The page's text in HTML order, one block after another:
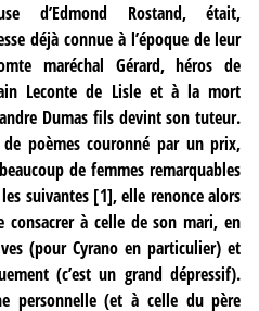
d’Edmond Rostand, était,
déjà connue à l’époque de leur
maréchal Gérard, héros de
Leconte de Lisle et à la mort
Dumas fils devint son tuteur.
poèmes couronné par un prix,
de femmes remarquables
suivantes[1], elle renonce alors
à celle de son mari, en
(pour Cyrano en particulier) et
(c’est un grand dépressif).
personnelle (et à celle du père